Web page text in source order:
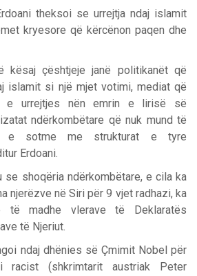
theksoi se urrejtja ndaj islamit
kryesore që kërcënon paqen dhe
kësaj çështjeje janë politikanët që
islamit si një mjet votimi, mediat që
e urrejtjes nën emrin e lirisë së
ndërkombëtare që nuk mund të
e sotme me strukturat e tyre
Erdoani.
se shoqëria ndërkombëtare, e cila ka
njerëzve në Siri për 9 vjet radhazi, ka
të madhe vlerave të Deklaratës
të Njeriut.
ndaj dhënies së Çmimit Nobel për
racist (shkrimtarit austriak Peter